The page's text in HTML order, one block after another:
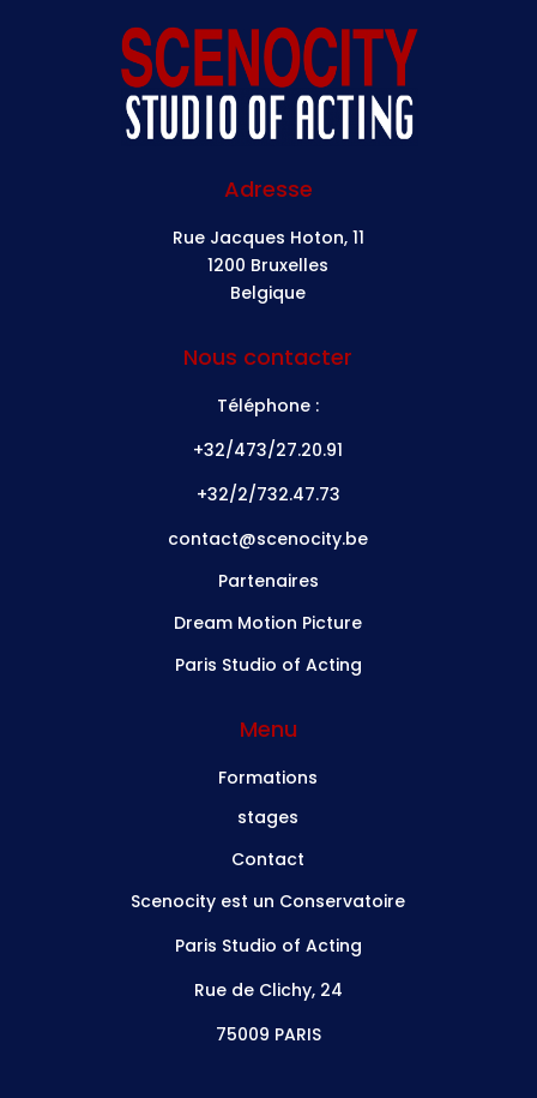
Adresse
Rue Jacques Hoton, 11
1200 Bruxelles
Belgique
Nous contacter
Téléphone :
+32/473/27.20.91
+32/2/732.47.73
contact@scenocity.be
Partenaires
Dream Motion Picture
Paris Studio of Acting
Menu
Formations
stages
Contact
Scenocity est un Conservatoire
Paris Studio of Acting
Rue de Clichy, 24
75009 PARIS